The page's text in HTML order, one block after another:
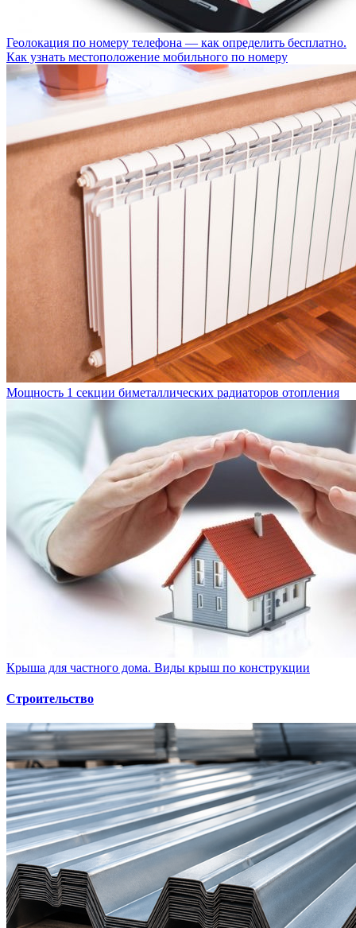
Геолокация по номеру телефона — как определить бесплатно.
Как узнать местоположение мобильного по номеру
Мощность 1 секции биметаллических радиаторов отопления
Крыша для частного дома. Виды крыш по конструкции
Строительство